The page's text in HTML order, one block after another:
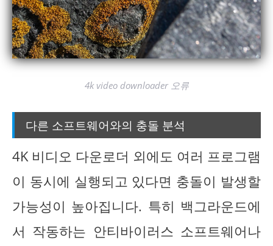
4k video downloader 오류
다른 소프트웨어와의 충돌 분석
4K 비디오 다운로더 외에도 여러 프로그램
이 동시에 실행되고 있다면 충돌이 발생할
가능성이 높아집니다. 특히 백그라운드에
서 작동하는 안티바이러스 소프트웨어나